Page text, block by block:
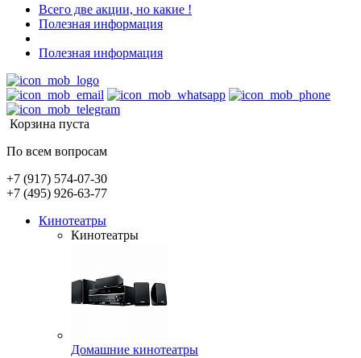
Всего две акции, но какие !
Полезная информация
Полезная информация
Корзина пуста
По всем вопросам
+7 (917) 574-07-30
+7 (495) 926-63-77
Кинотеатры
Кинотеатры
Домашние кинотеатры